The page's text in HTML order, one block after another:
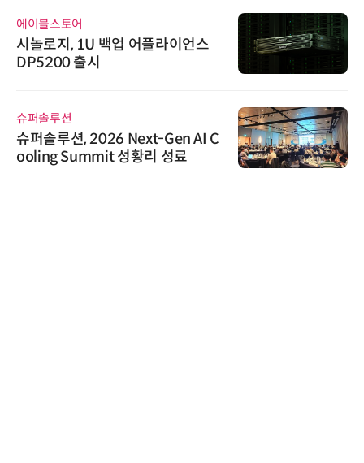
언스
AI C
비쉐이, 모든 주요 리모컨 코
원하는 TSOP15300 시리즈
디에스앤지
디에스앤지, 'AI EXPO
26' 참가 성료… AI 전 생애